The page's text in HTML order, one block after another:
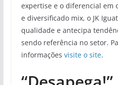
expertise e o diferencial em
e diversificado mix, o JK
qualidade e antecipa
sendo referência no setor.
informações visite o site.